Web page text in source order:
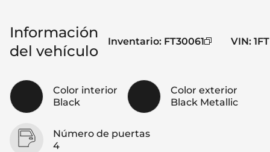
Información
del vehículo
Inventario: FT30061 VIN:
Color interior
Black
Color exterior
Black Metallic
Número de puertas
4